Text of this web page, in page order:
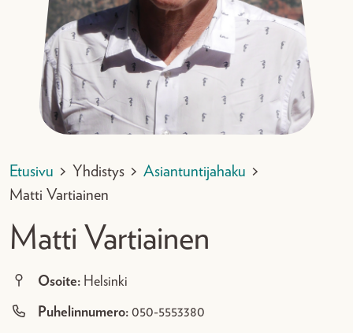
Etusivu > Yhdistys > Asiantuntijahaku >
Matti Vartiainen
Matti Vartiainen
Osoite: Helsinki
Puhelinnumero: 050-5553380